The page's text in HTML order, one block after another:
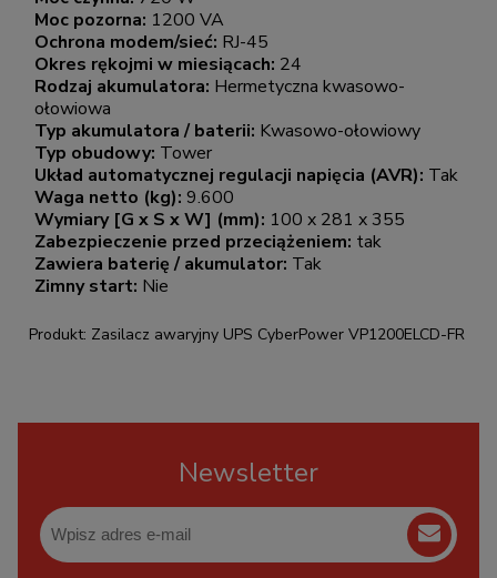
Moc pozorna: 1200 VA
Ochrona modem/sieć: RJ-45
Okres rękojmi w miesiącach: 24
Rodzaj akumulatora: Hermetyczna kwasowo-
ołowiowa
Typ akumulatora / baterii: Kwasowo-ołowiowy
Typ obudowy: Tower
Układ automatycznej regulacji napięcia (AVR): Tak
Waga netto (kg): 9.600
Wymiary [G x S x W] (mm): 100 x 281 x 355
Zabezpieczenie przed przeciążeniem: tak
Zawiera baterię / akumulator: Tak
Zimny start: Nie
Produkt: Zasilacz awaryjny UPS CyberPower VP1200ELCD-FR
Newsletter